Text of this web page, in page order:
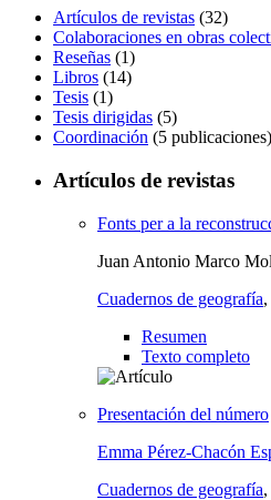
Artículos de revistas (32)
Colaboraciones en obras
Reseñas (1)
Libros (14)
Tesis (1)
Tesis dirigidas (5)
Coordinación (5 publicaciones)
Artículos de revistas
Fonts per a la
Juan Antonio Marco
Cuadernos de geografía,
Resumen
Texto completo
Presentación del número
Emma Pérez-Chacón
Cuadernos de geografía,